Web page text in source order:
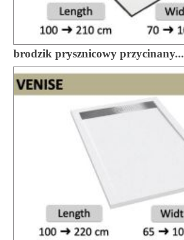
brodzik prysznicowy przycinany...